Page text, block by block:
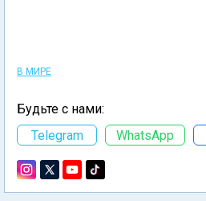
В МИРЕ
Будьте с нами:
Telegram
WhatsApp